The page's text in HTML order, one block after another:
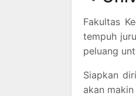
Fakultas
tempuh
peluang
Siapkan
akan